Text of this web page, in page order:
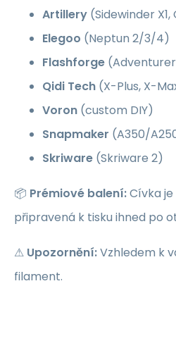
Artillery (Sidewinder X1,
Elegoo (Neptun 2/3/4)
Flashforge
Qidi Tech (X-Plus, X-
Voron (custom DIY)
Snapmaker (A350/
Skriware (Skriware 2)
📦 Prémiové balení:Cívka
připravená k tisku ihned po
⚠ Upozornění:Vzhledem k
filament.